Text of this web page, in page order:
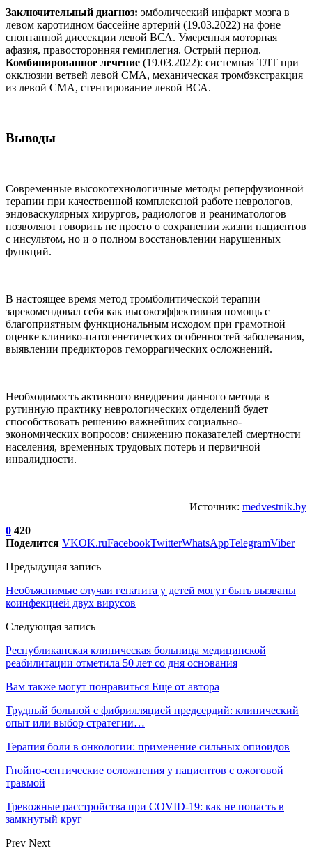
Заключительный диагноз: эмболический инфаркт мозга в
левом каротидном бассейне артерий (19.03.2022) на фоне
спонтанной диссекции левой ВСА. Умеренная моторная
афазия, правосторонняя гемиплегия. Острый период.
Комбинированное лечение (19.03.2022): системная ТЛТ при
окклюзии ветвей левой СМА, механическая тромбэкстракция
из левой СМА, стентирование левой ВСА.
Выводы
Современные высокотехнологичные методы реперфузионной
терапии при качественной комплексной работе неврологов,
эндоваскулярных хирургов, радиологов и реаниматологов
позволяют говорить не просто о сохранении жизни пациентов
с инсультом, но и о полном восстановлении нарушенных
функций.
В настоящее время метод тромболитической терапии
зарекомендовал себя как высокоэффективная помощь с
благоприятным функциональным исходом при грамотной
оценке клинико-патогенетических особенностей заболевания,
выявлении предикторов геморрагических осложнений.
Необходимость активного внедрения данного метода в
рутинную практику неврологических отделений будет
способствовать решению важнейших социально-
экономических вопросов: снижению показателей смертности
населения, временных трудовых потерь и первичной
инвалидности.
Источник: medvestnik.by
0 420
Поделится VKOK.ruFacebookTwitterWhatsAppTelegramViber
Предыдущая запись
Необъяснимые случаи гепатита у детей могут быть вызваны
коинфекцией двух вирусов
Следующая запись
Республиканская клиническая больница медицинской
реабилитации отметила 50 лет со дня основания
Вам также могут понравиться Еще от автора
Трудный больной с фибрилляцией предсердий: клинический
опыт или выбор стратегии…
Терапия боли в онкологии: применение сильных опиоидов
Гнойно-септические осложнения у пациентов с ожоговой
травмой
Тревожные расстройства при COVID-19: как не попасть в
замкнутый круг
Prev Next